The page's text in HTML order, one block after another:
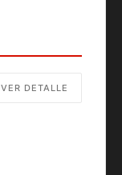
VER DETALLE